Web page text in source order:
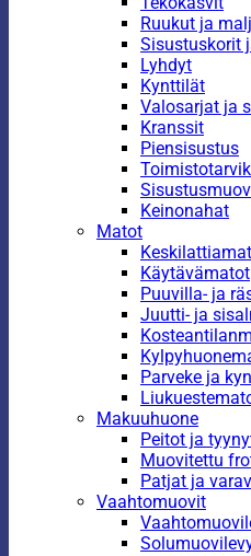
Ruukut ja
Sisustuskorit
Lyhdyt
Kynttilät
Valosarjat ja
Kranssit
Piensisustus
Keinonahat
Matot
Käytävämatot
Puuvilla- ja
Juutti- ja
Parveke ja
Makuuhuone
Peitot ja
Muovitettu
Patjat ja
Vaahtomuovit